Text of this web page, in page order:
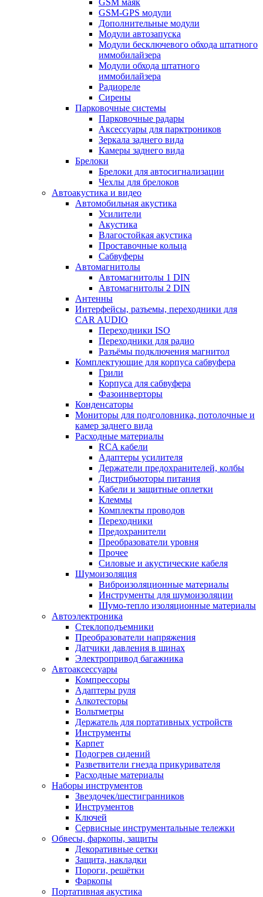
GSM маяк
GSM-GPS модули
Дополнительные модули
Модули автозапуска
Модули бесключевого обхода штатного
иммобилайзера
Модули обхода штатного
иммобилайзера
Радиореле
Сирены
Парковочные системы
Парковочные радары
Аксессуары для парктроников
Зеркала заднего вида
Камеры заднего вида
Брелоки
Брелоки для автосигнализации
Чехлы для брелоков
Автоакустика и видео
Автомобильная акустика
Усилители
Акустика
Влагостойкая акустика
Проставочные кольца
Сабвуферы
Автомагнитолы
Автомагнитолы 1 DIN
Автомагнитолы 2 DIN
Антенны
Интерфейсы, разъемы, переходники для
CAR AUDIO
Переходники ISO
Переходники для радио
Разъёмы подключения магнитол
Комплектующие для корпуса сабвуфера
Грили
Корпуса для сабвуфера
Фазоинверторы
Конденсаторы
Мониторы для подголовника, потолочные и
камер заднего вида
Расходные материалы
RCA кабели
Адаптеры усилителя
Держатели предохранителей, колбы
Дистрибьюторы питания
Кабели и защитные оплетки
Клеммы
Комплекты проводов
Переходники
Предохранители
Преобразователи уровня
Прочее
Силовые и акустические кабеля
Шумоизоляция
Виброизоляционные материалы
Инструменты для шумоизоляции
Шумо-тепло изоляционные материалы
Автоэлектроника
Стеклоподъемники
Преобразователи напряжения
Датчики давления в шинах
Электропривод багажника
Автоаксессуары
Компрессоры
Адаптеры руля
Алкотесторы
Вольтметры
Держатель для портативных устройств
Инструменты
Карпет
Подогрев сидений
Разветвители гнезда прикуривателя
Расходные материалы
Наборы инструментов
Звездочек/шестигранников
Инструментов
Ключей
Сервисные инструментальные тележки
Обвесы, фаркопы, защиты
Декоративные сетки
Защита, накладки
Пороги, решётки
Фаркопы
Портативная акустика